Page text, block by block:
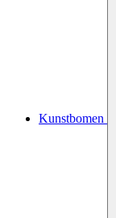
Kunstbomen